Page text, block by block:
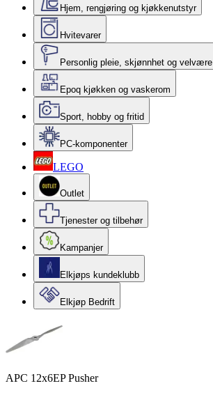
Hjem, rengjøring og kjøkkenutstyr
Hvitevarer
Personlig pleie, skjønnhet og velvære
Epoq kjøkken og vaskerom
Sport, hobby og fritid
PC-komponenter
LEGO
Outlet
Tjenester og tilbehør
Kampanjer
Elkjøps kundeklubb
Elkjøp Bedrift
APC 12x6EP Pusher